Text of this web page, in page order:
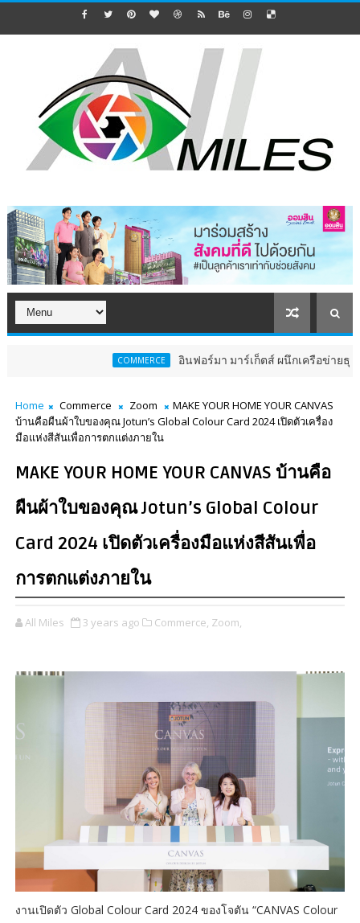
อินฟอร์มา มาร์เก็ตส์ ผนึกเครือข่ายธุรกิจท่องเที่ยว-บริ
Home Commerce Zoom
MAKE YOUR HOME YOUR CANVAS
บ้านคือผืนผ้าใบของคุณ Jotun’s Global Colour Card 2024 เปิดตัวเครื่อง
มือแห่งสีสันเพื่อการตกแต่งภายใน
MAKE YOUR HOME YOUR CANVAS บ้านคือ
ผืนผ้าใบของคุณ Jotun’s Global Colour
Card 2024 เปิดตัวเครื่องมือแห่งสีสันเพื่อ
การตกแต่งภายใน
All Miles 3 years ago Commerce, Zoom,
งานเปิดตัว Global Colour Card 2024 ของโจตัน “CANVAS Colour